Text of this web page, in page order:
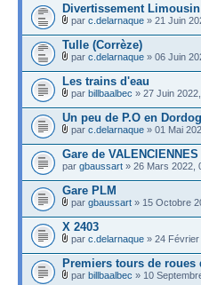
Divertissement Limousin
par c.delarnaque » 21 Juin
Tulle (Corrèze)
par c.delarnaque » 06 Juin
Les trains d'eau
par billbaalbec » 27 Juin
Un peu de P.O en
par c.delarnaque » 01 Mai
Gare de VALENCIENNES
par gbaussart » 26 Mars 2022,
Gare PLM
par gbaussart » 15 Octobre
X 2403
par c.delarnaque » 24
Premiers tours de roues
par billbaalbec » 10